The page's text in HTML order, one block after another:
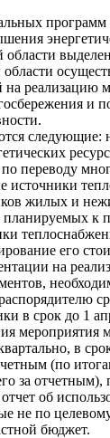
программ
на реализацию
и
следующие:
переводу
источники
жилых и
к
его
на
в срок до 1
мероприятия
в
(по
за отчетным),
об
не по
бюджет.